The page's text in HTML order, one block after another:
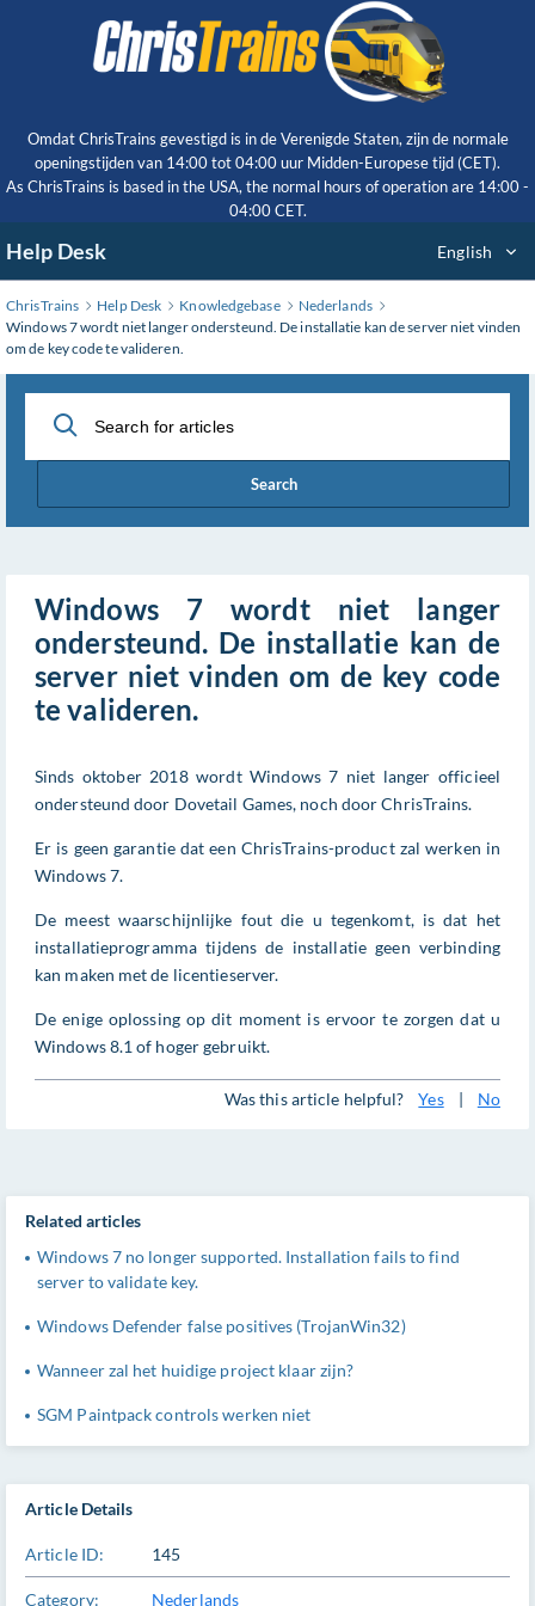
Omdat ChrisTrains gevestigd is in de Verenigde Staten, zijn de normale
openingstijden van 14:00 tot 04:00 uur Midden-Europese tijd (CET).
As ChrisTrains is based in the USA, the normal hours of operation are 14:00 -
04:00 CET.
Help Desk English
ChrisTrains Help Desk Knowledgebase
Nederlands
Windows 7 wordt niet langer ondersteund. De installatie kan de server niet vinden
om de key code te valideren.
Search
Windows 7 wordt niet langer
ondersteund. De installatie kan de
server niet vinden om de key code
te valideren.
Sinds oktober 2018 wordt Windows 7 niet langer officieel
ondersteund door Dovetail Games, noch door ChrisTrains.
Er is geen garantie dat een ChrisTrains-product zal werken in
Windows 7.
De meest waarschijnlijke fout die u tegenkomt, is dat het
installatieprogramma tijdens de installatie geen verbinding
kan maken met de licentieserver.
De enige oplossing op dit moment is ervoor te zorgen dat u
Windows 8.1 of hoger gebruikt.
Was this article helpful? Yes | No
Article Details
Article ID: 145
Category: Nederlands
Related articles
Windows 7 no longer supported. Installation fails to find
server to validate key.
Windows Defender false positives (TrojanWin32)
Wanneer zal het huidige project klaar zijn?
SGM Paintpack controls werken niet